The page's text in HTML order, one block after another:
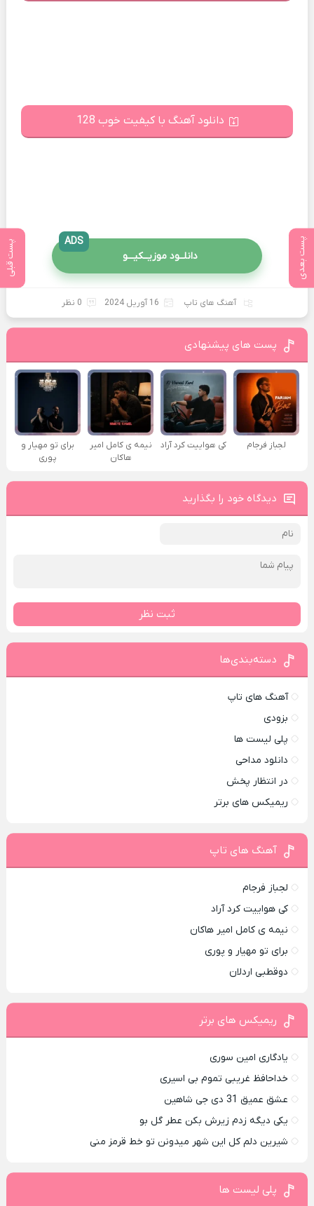
پست بعدی پست قبلی
دانلود آهنگ با کیفیت خوب 128
دانلــود موزیــکیـــو
ADS
آهنگ های تاپ 16 آوریل 2024 0 نظر
پست های پیشنهادی
لجباز فرجام کی هواییت کرد آراد
نیمه ی کامل امیر
هاکان
برای تو مهیار و
پوری
دیدگاه خود را بگذارید
ثبت نظر
دسته‌بندی‌ها
آهنگ های تاپ
بزودی
پلی لیست ها
دانلود مداحی
در انتظار پخش
ریمیکس های برتر
آهنگ های تاپ
لجباز فرجام
کی هواییت کرد آراد
نیمه ی کامل امیر هاکان
برای تو مهیار و پوری
دوقطبی اردلان
ریمیکس های برتر
یادگاری امین سوری
خداحافظ غریبی تموم بی اسیری
عشق عمیق 31 دی جی شاهین
یکی دیگه زدم زیرش بکن عطر گل بو
شیرین دلم کل این شهر میدونن تو خط قرمز منی
پلی لیست ها